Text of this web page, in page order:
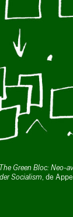
The Green Bloc: Neo-
Socialism, de